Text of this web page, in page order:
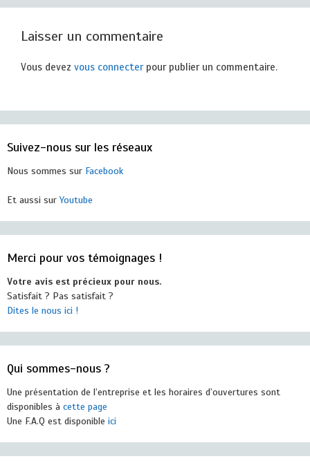
Laisser un commentaire
Vous devez vous connecterpour publier un commentaire.
Suivez-nous sur les réseaux
Nous sommes sur Facebook
Et aussi surYoutube
Merci pour vos témoignages !
Votre avis est précieux pour nous.
Satisfait ? Pas satisfait ?
Dites le nous ici !
Qui sommes-nous ?
Une présentation de l’entreprise et les horaires d’ouvertures sont
disponibles à cette page
Une F.A.Q est disponible ici